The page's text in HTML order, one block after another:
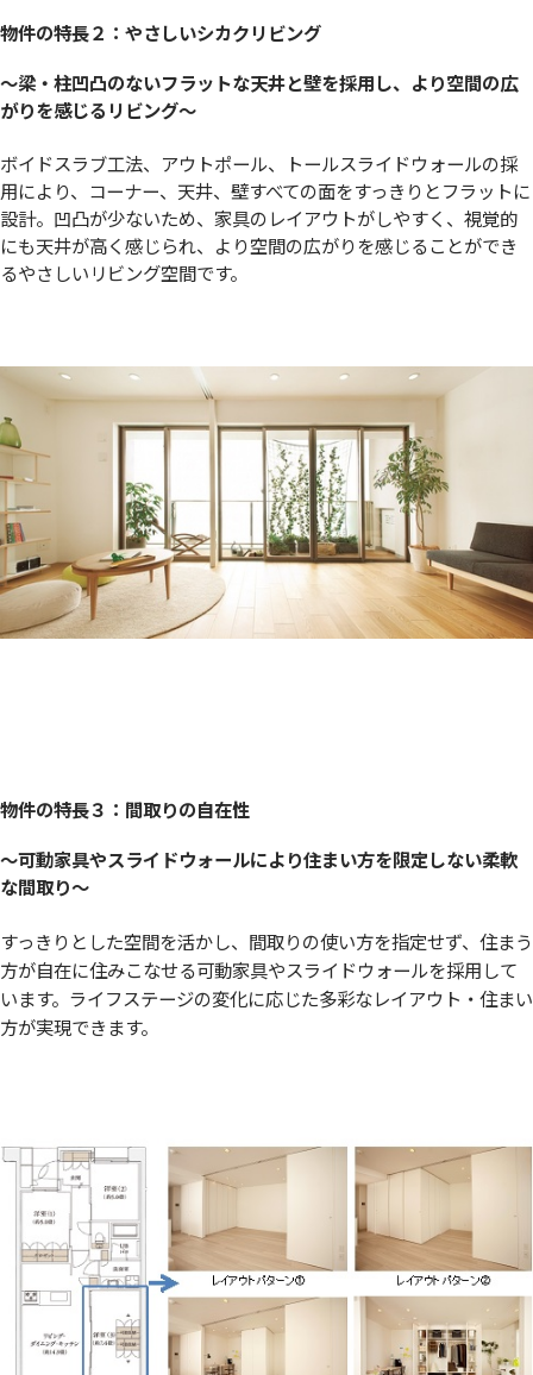
物件の特長２：やさしいシカクリビング
〜梁・柱凹凸のないフラットな天井と壁を採用し、より空間の広
がりを感じるリビング〜
ボイドスラブ工法、アウトポール、トールスライドウォールの採
用により、コーナー、天井、壁すべての面をすっきりとフラットに
設計。凹凸が少ないため、家具のレイアウトがしやすく、視覚的
にも天井が高く感じられ、より空間の広がりを感じることができ
るやさしいリビング空間です。
物件の特長３：間取りの自在性
〜可動家具やスライドウォールにより住まい方を限定しない柔軟
な間取り〜
すっきりとした空間を活かし、間取りの使い方を指定せず、住まう
方が自在に住みこなせる可動家具やスライドウォールを採用して
います。ライフステージの変化に応じた多彩なレイアウト・住まい
方が実現できます。